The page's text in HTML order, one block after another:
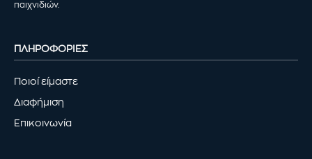
παιχνιδιών.
ΠΛΗΡΟΦΟΡΙΕΣ
Ποιοί είμαστε
Διαφήμιση
Επικοινωνία